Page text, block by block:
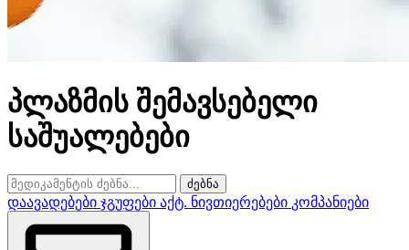
პლაზმის შემავსებელი
საშუალებები
ძებნა
დაავადებები ჯგუფები აქტ. ნივთიერებები კომპანიები